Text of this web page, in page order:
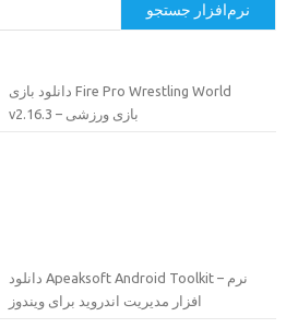
نرم‌افزار جستجو
دانلود بازی Fire Pro Wrestling World
v2.16.3 – بازی ورزشی
دانلود Apeaksoft Android Toolkit – نرم
افزار مدیریت اندروید برای ویندوز